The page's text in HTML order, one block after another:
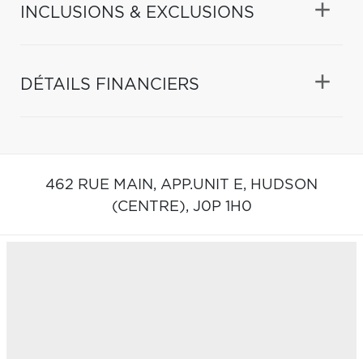
INCLUSIONS & EXCLUSIONS
DÉTAILS FINANCIERS
462 RUE MAIN, APP.UNIT E, HUDSON
(CENTRE), J0P 1H0